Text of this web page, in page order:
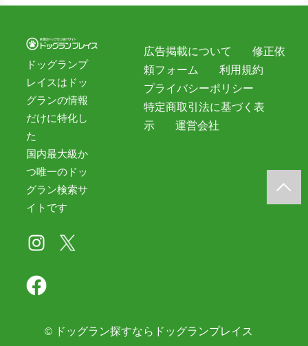
ドッグランプ
レイスはドッ
グランの情報
だけに特化し
た
国内最大級か
つ唯一のドッ
グラン検索サ
イトです
広告掲載について
修正依
頼フォーム
利用規約
プライバシーポリシー
特定商取引法に基づく表
示
運営会社
© ドッグラン探すならドッグランプレイス